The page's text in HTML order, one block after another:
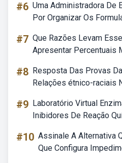
#6 Uma Administradora De
Por Organizar Os
#7 Que Razões Levam
Apresentar Percentuais
#8 Resposta Das Provas
Relações étnico-raciais
#9 Laboratório Virtual
Inibidores De Reação
#10 Assinale A Alternativa
Que Configura